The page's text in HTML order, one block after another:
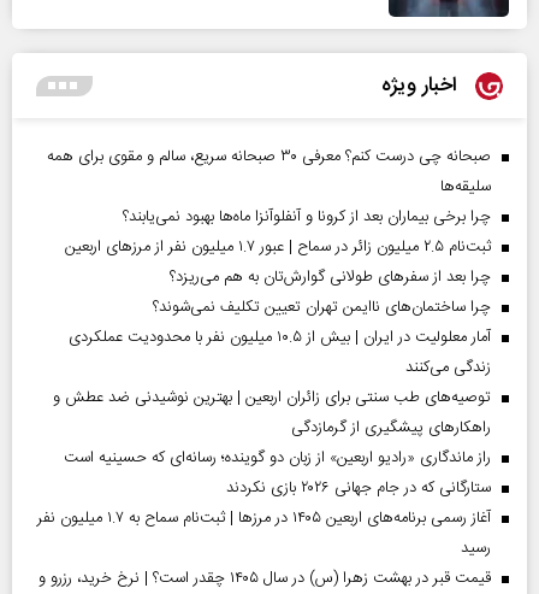
اخبار ویژه
صبحانه چی درست کنم؟ معرفی ۳۰ صبحانه سریع، سالم و مقوی برای همه
سلیقه‌ها
چرا برخی بیماران بعد از کرونا و آنفلوآنزا ماه‌ها بهبود نمی‌یابند؟
ثبت‌نام ۲.۵ میلیون زائر در سماح | عبور ۱.۷ میلیون نفر از مرز‌های اربعین
چرا بعد از سفرهای طولانی گوارش‌تان به هم می‌ریزد؟
چرا ساختمان‌های ناایمن تهران تعیین تکلیف نمی‌شوند؟
آمار معلولیت در ایران | بیش از ۱۰.۵ میلیون نفر با محدودیت عملکردی
زندگی می‌کنند
توصیه‌های طب سنتی برای زائران اربعین | بهترین نوشیدنی ضد عطش و
راهکارهای پیشگیری از گرمازدگی
راز ماندگاری «رادیو اربعین» از زبان دو گوینده؛ رسانه‌ای که حسینیه است
ستارگانی که در جام جهانی ۲۰۲۶ بازی نکردند
آغاز رسمی برنامه‌های اربعین ۱۴۰۵ در مرز‌ها | ثبت‌نام سماح به ۱.۷ میلیون نفر
رسید
قیمت قبر در بهشت زهرا (س) در سال ۱۴۰۵ چقدر است؟ | نرخ خرید، رزرو و